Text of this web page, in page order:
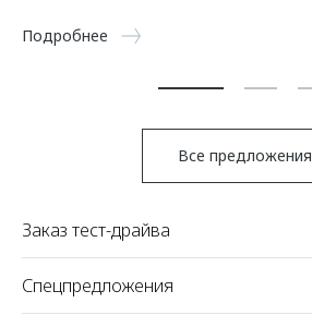
Подробнее
Все предложения
Заказ тест-драйва
Спецпредложения